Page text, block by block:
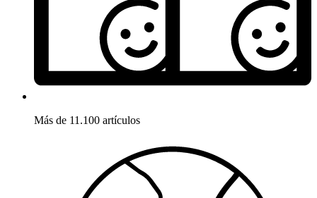
Más de 11.100 artículos